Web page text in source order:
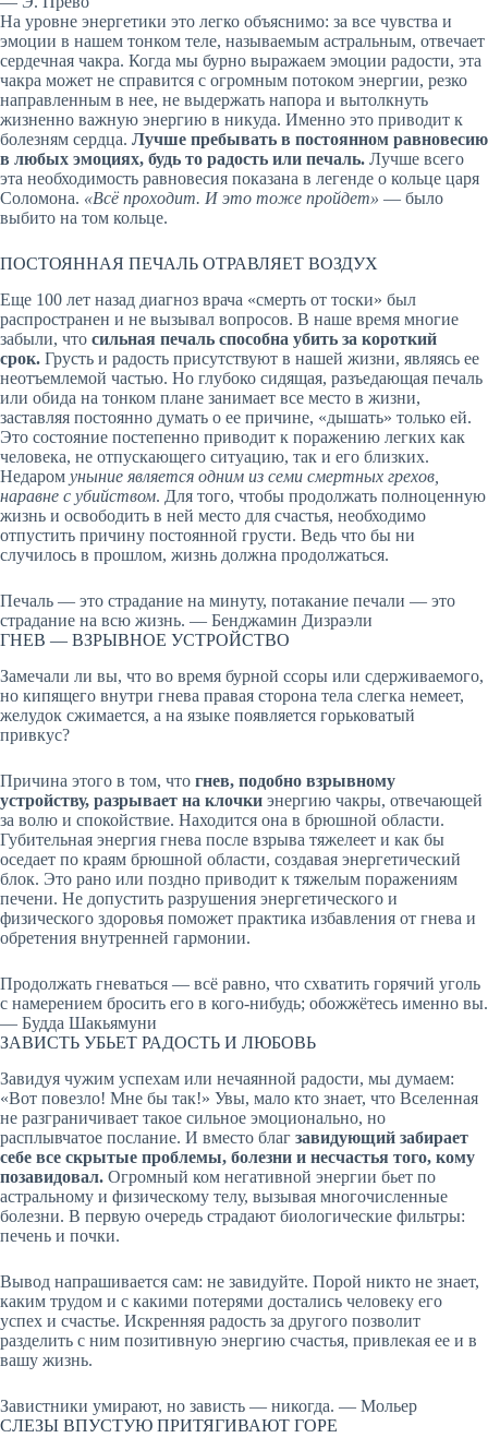
На уровне энергетики это легко объяснимо: за все чувства и
эмоции в нашем тонком теле, называемым астральным, отвечает
сердечная чакра. Когда мы бурно выражаем эмоции радости, эта
чакра может не справится с огромным потоком энергии, резко
направленным в нее, не выдержать напора и вытолкнуть
жизненно важную энергию в никуда. Именно это приводит к
болезням сердца. Лучше пребывать в постоянном равновесию
в любых эмоциях, будь то радость или печаль. Лучше всего
эта необходимость равновесия показана в легенде о кольце царя
Соломона. «Всё проходит. И это тоже пройдет» — было
выбито на том кольце.
ПОСТОЯННАЯ ПЕЧАЛЬ ОТРАВЛЯЕТ ВОЗДУХ
Еще 100 лет назад диагноз врача «смерть от тоски» был
распространен и не вызывал вопросов. В наше время многие
забыли, что сильная печаль способна убить за короткий
срок. Грусть и радость присутствуют в нашей жизни, являясь ее
неотъемлемой частью. Но глубоко сидящая, разъедающая печаль
или обида на тонком плане занимает все место в жизни,
заставляя постоянно думать о ее причине, «дышать» только ей.
Это состояние постепенно приводит к поражению легких как
человека, не отпускающего ситуацию, так и его близких.
Недаром уныние является одним из семи смертных грехов,
наравне с убийством. Для того, чтобы продолжать полноценную
жизнь и освободить в ней место для счастья, необходимо
отпустить причину постоянной грусти. Ведь что бы ни
случилось в прошлом, жизнь должна продолжаться.
Печаль — это страдание на минуту, потакание печали — это
страдание на всю жизнь. — Бенджамин Дизраэли
ГНЕВ — ВЗРЫВНОЕ УСТРОЙСТВО
Замечали ли вы, что во время бурной ссоры или сдерживаемого,
но кипящего внутри гнева правая сторона тела слегка немеет,
желудок сжимается, а на языке появляется горьковатый
привкус?
Причина этого в том, что гнев, подобно взрывному
устройству, разрывает на клочки энергию чакры, отвечающей
за волю и спокойствие. Находится она в брюшной области.
Губительная энергия гнева после взрыва тяжелеет и как бы
оседает по краям брюшной области, создавая энергетический
блок. Это рано или поздно приводит к тяжелым поражениям
печени. Не допустить разрушения энергетического и
физического здоровья поможет практика избавления от гнева и
обретения внутренней гармонии.
Продолжать гневаться — всё равно, что схватить горячий уголь
с намерением бросить его в кого-нибудь; обожжётесь именно вы.
— Будда Шакьямуни
ЗАВИСТЬ УБЬЕТ РАДОСТЬ И ЛЮБОВЬ
Завидуя чужим успехам или нечаянной радости, мы думаем:
«Вот повезло! Мне бы так!» Увы, мало кто знает, что Вселенная
не разграничивает такое сильное эмоционально, но
расплывчатое послание. И вместо благ завидующий забирает
себе все скрытые проблемы, болезни и несчастья того, кому
позавидовал. Огромный ком негативной энергии бьет по
астральному и физическому телу, вызывая многочисленные
болезни. В первую очередь страдают биологические фильтры:
печень и почки.
Вывод напрашивается сам: не завидуйте. Порой никто не знает,
каким трудом и с какими потерями достались человеку его
успех и счастье. Искренняя радость за другого позволит
разделить с ним позитивную энергию счастья, привлекая ее и в
вашу жизнь.
Завистники умирают, но зависть — никогда. — Мольер
СЛЕЗЫ ВПУСТУЮ ПРИТЯГИВАЮТ ГОРЕ